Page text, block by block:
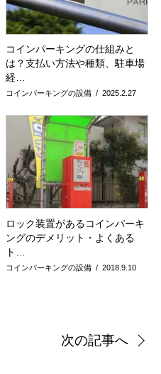
コインパーキングの仕組みと
は？支払い方法や種類、駐車場
経…
2025.2.27
コインパーキングの設備
ロック装置があるコインパーキ
ングのデメリット・よくある
ト…
2018.9.10
コインパーキングの設備
次の記事へ